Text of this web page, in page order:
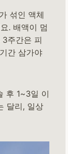
섞인 액체
. 배액이 멈
주간은 피
간 삼가야
후 1~3일 이
달리, 일상